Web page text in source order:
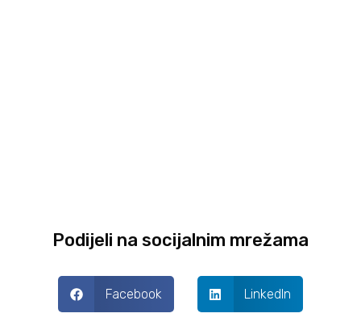
Podijeli na socijalnim mrežama
Facebook LinkedIn